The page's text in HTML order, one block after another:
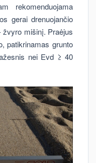
rekomenduojama
gerai drenuojančio
žvyro mišinį. Praėjus
patikrinamas grunto
nei Evd ≥ 40